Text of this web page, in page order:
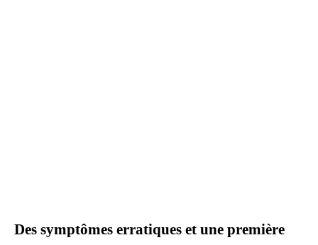
Des symptômes erratiques et une première